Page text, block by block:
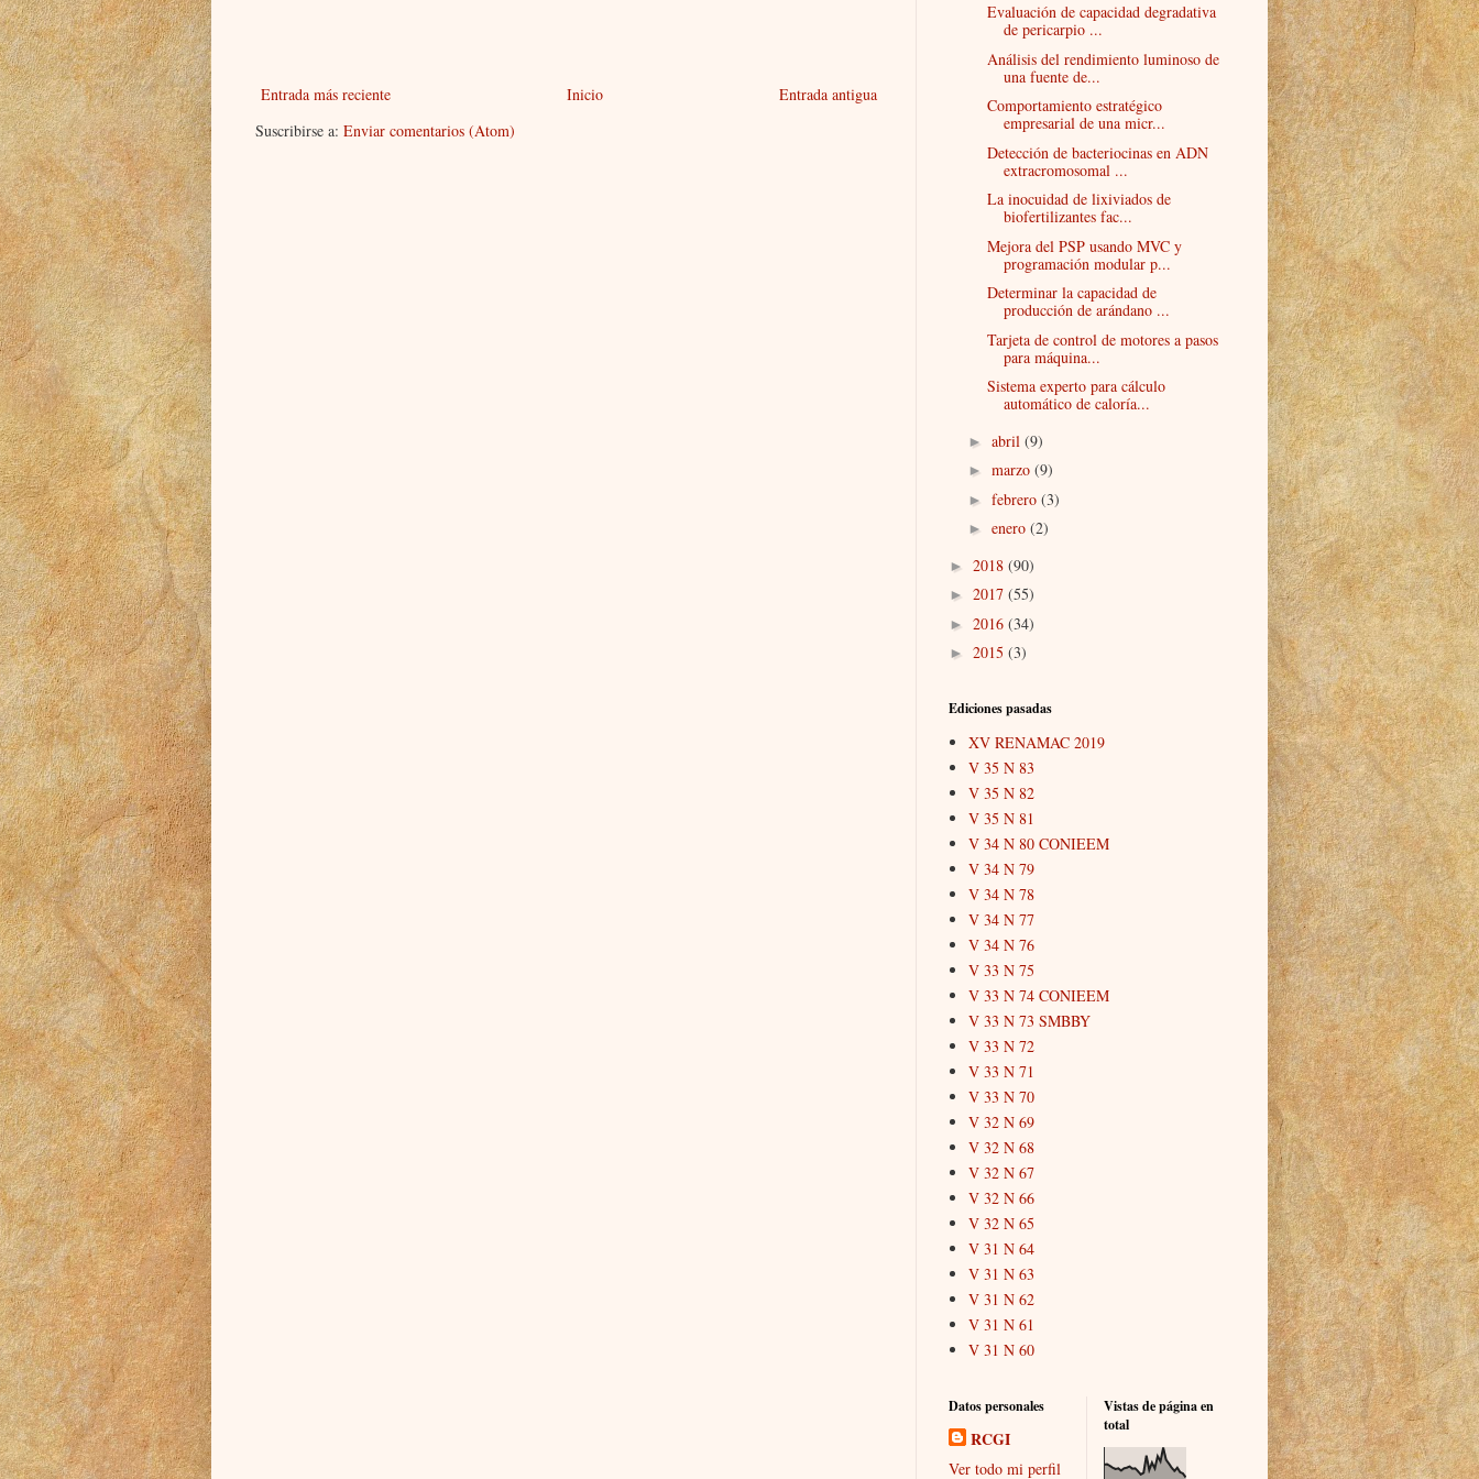
Entrada más reciente Entrada antigua
Inicio
Suscribirse a: Enviar comentarios (Atom)
Evaluación de capacidad degradativa
de pericarpio ...
Análisis del rendimiento luminoso de
una fuente de...
Comportamiento estratégico
empresarial de una micr...
Detección de bacteriocinas en ADN
extracromosomal ...
La inocuidad de lixiviados de
biofertilizantes fac...
Mejora del PSP usando MVC y
programación modular p...
Determinar la capacidad de
producción de arándano ...
Tarjeta de control de motores a pasos
para máquina...
Sistema experto para cálculo
automático de caloría...
► abril (9)
► marzo (9)
► febrero (3)
► enero (2)
► 2018 (90)
► 2017 (55)
► 2016 (34)
► 2015 (3)
Ediciones pasadas
XV RENAMAC 2019
V 35 N 83
V 35 N 82
V 35 N 81
V 34 N 80 CONIEEM
V 34 N 79
V 34 N 78
V 34 N 77
V 34 N 76
V 33 N 75
V 33 N 74 CONIEEM
V 33 N 73 SMBBY
V 33 N 72
V 33 N 71
V 33 N 70
V 32 N 69
V 32 N 68
V 32 N 67
V 32 N 66
V 32 N 65
V 31 N 64
V 31 N 63
V 31 N 62
V 31 N 61
V 31 N 60
Datos personales
RCGI
Ver todo mi perfil
Vistas de página en
total